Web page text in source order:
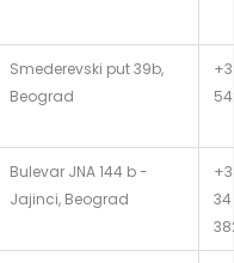
Smederevski put 39b,
Beograd
Bulevar JNA 144 b -
Jajinci, Beograd
34